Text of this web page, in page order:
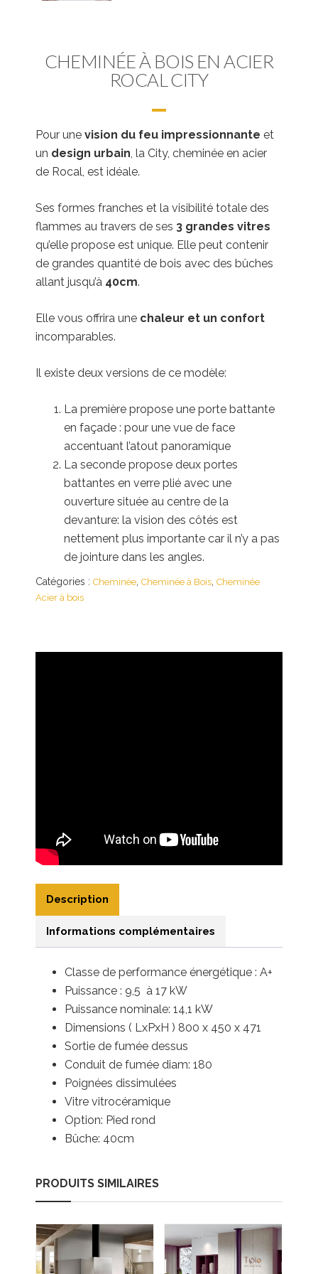
CHEMINÉE À BOIS EN ACIER
ROCAL CITY
Pour une vision du feu impressionnante et
un design urbain, la City, cheminée en acier
de Rocal, est idéale.
Ses formes franches et la visibilité totale des
flammes au travers de ses 3 grandes vitres
qu’elle propose est unique. Elle peut contenir
de grandes quantité de bois avec des bûches
allant jusqu’à 40cm.
Elle vous offrira une chaleur et un confort
incomparables.
Il existe deux versions de ce modèle:
La première propose une porte battante
en façade : pour une vue de face
accentuant l’atout panoramique
La seconde propose deux portes
battantes en verre plié avec une
ouverture située au centre de la
devanture: la vision des côtés est
nettement plus importante car il n’y a pas
de jointure dans les angles.
Catégories : Cheminée Cheminée à Bois Cheminée
Acier à bois
Description
Informations complémentaires
Classe de performance énergétique : A+
Puissance : 9,5 à 17 kW
Puissance nominale: 14,1 kW
Dimensions ( LxPxH ) 800 x 450 x 471
Sortie de fumée dessus
Conduit de fumée diam: 180
Poignées dissimulées
Vitre vitrocéramique
Option: Pied rond
Bûche: 40cm
PRODUITS SIMILAIRES